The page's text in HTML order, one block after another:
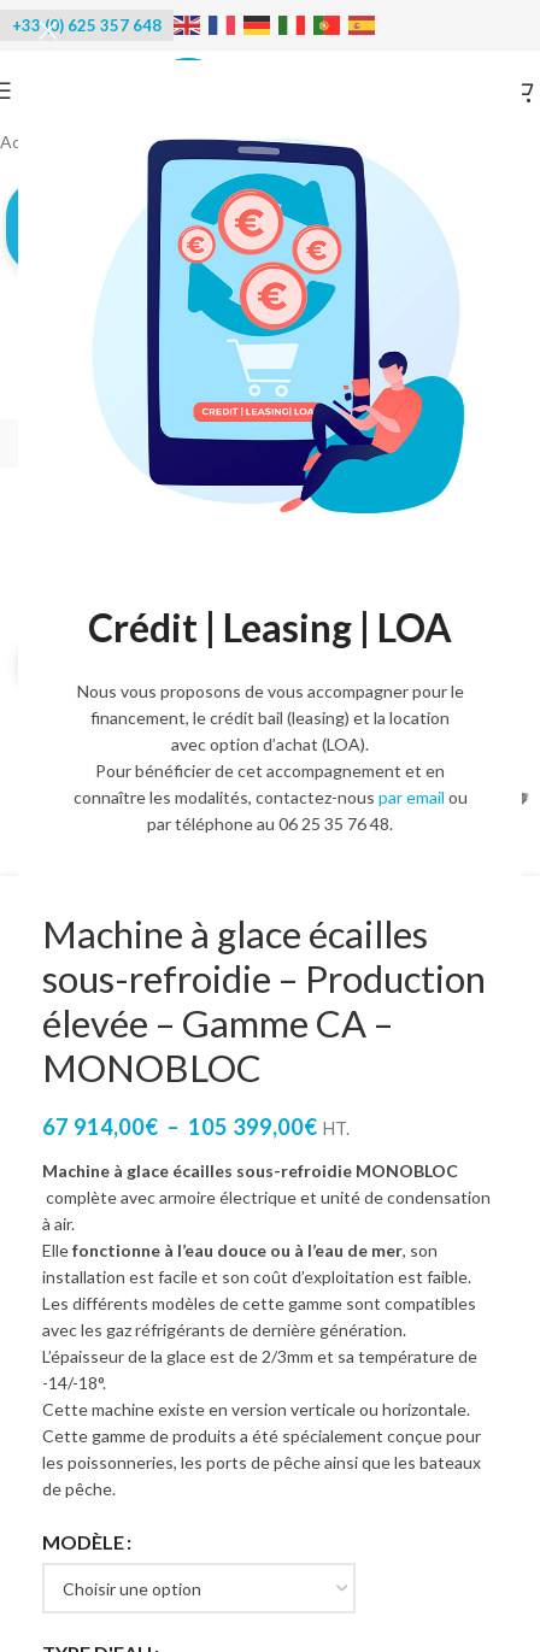
Crédit | Leasing | LOA
Nous vous proposons de vous accompagner pour le
financement, le crédit bail (leasing) et la location
avec option d’achat (LOA).
Pour bénéficier de cet accompagnement et en
connaître les modalités, contactez-nous par email ou
par téléphone au 06 25 35 76 48.
+33 (0) 625 357 648
Accueil Machines à glace/Glace en écailles sous-refroidie
Machine à glace écailles
sous-refroidie – Production
élevée – Gamme CA –
MONOBLOC
67 914,00€ – 105 399,00€ HT.
Machine à glace écailles sous-refroidie MONOBLOC
complète avec armoire électrique et unité de condensation
à air.
Ellefonctionne à l’eau douce ou à l’eau de mer, son
installation est facile et son coût d’exploitation est faible.
Les différents modèles de cette gamme sont compatibles
avec les gaz réfrigérants de dernière génération.
L’épaisseur de la glace est de 2/3mm et sa température de
-14/-18°.
Cette machine existe en version verticale ou horizontale.
Cette gamme de produits a été spécialement conçue pour
les poissonneries, les ports de pêche ainsi que les bateaux
de pêche.
MODÈLE